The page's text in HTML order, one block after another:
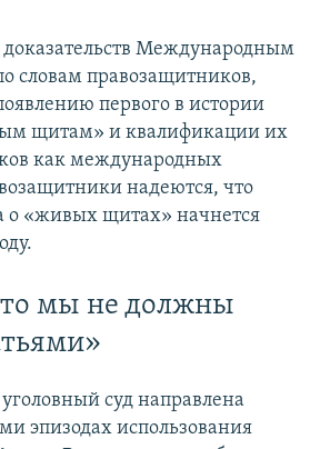
доказательств Международным
словам правозащитников,
первого в истории
щитам» и квалификации их
как международных
надеются, что
о «живых щитах» начнется
мы не должны
суд направлена
эпизодах использования